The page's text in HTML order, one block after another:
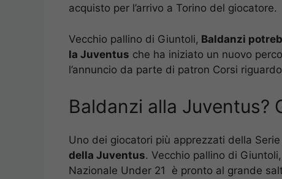
acquisto per l’arrivo a Torino del giocatore.
Vecchio pallino di Giuntoli, Baldanzi
la Juventus che ha iniziato un nuovo
l’annuncio da parte di patron Corsi
Baldanzi alla Juventus?
Uno dei giocatori più apprezzati della Serie
della Juventus. Vecchio pallino di
Nazionale Under 21 è pronto al grande